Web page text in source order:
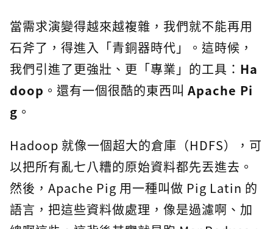
當需求演變得越來越複雜，我們就不能再用
石斧了，得進入「青銅器時代」。這時候，
我們引進了更強壯、更「專業」的工具： Ha
doop 。還有一個很酷的東西叫 Apache Pi
g 。
Hadoop 就像一個超大的倉庫（HDFS），可
以把所有亂七八糟的原始資料都先丟進去。
然後，Apache Pig 用一種叫做 Pig Latin 的
語言，把這些資料做處理，像是過濾啊、加